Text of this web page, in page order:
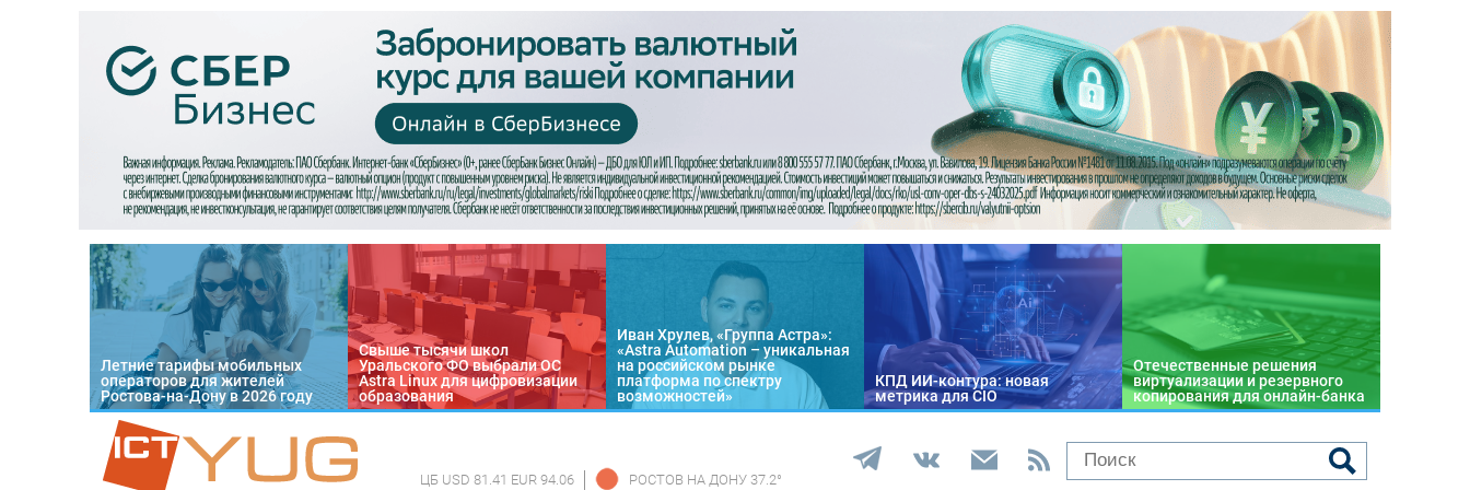
Летние тарифы мобильных
операторов для жителей
Ростова-на-Дону в 2026 году
Свыше тысячи школ
Уральского ФО выбрали ОС
Astra Linux для цифровизации
образования
Иван Хрулев, «Группа Астра»:
«Astra Automation – уникальная
на российском рынке
платформа по спектру
возможностей»
КПД ИИ-контура: новая
метрика для CIO
Отечественные решения
виртуализации и резервного
копирования для онлайн-банка
ЦБ USD 81.41 EUR 94.06 РОСТОВ НА ДОНУ 37.2°